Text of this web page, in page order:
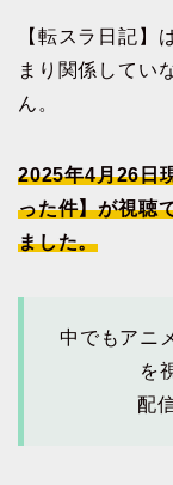
【転スラ日記】
まり関係してい
ん。
2025年4月26日
った件】が視聴
ました。
中でもアニ
を
配